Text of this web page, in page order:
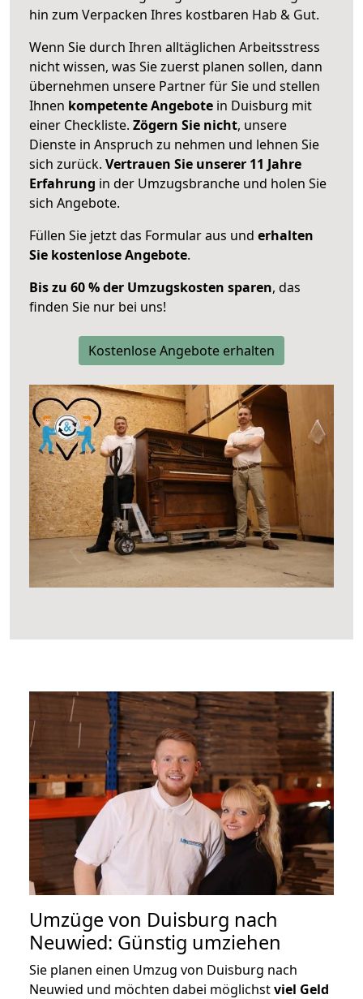
hin zum Verpacken Ihres kostbaren Hab & Gut.
Wenn Sie durch Ihren alltäglichen Arbeitsstress
nicht wissen, was Sie zuerst planen sollen, dann
übernehmen unsere Partner für Sie und stellen
Ihnen kompetente Angebote in Duisburg mit
einer Checkliste. Zögern Sie nicht, unsere
Dienste in Anspruch zu nehmen und lehnen Sie
sich zurück. Vertrauen Sie unserer 11 Jahre
Erfahrung in der Umzugsbranche und holen Sie
sich Angebote.
Füllen Sie jetzt das Formular aus und erhalten
Sie kostenlose Angebote.
Bis zu 60 % der Umzugskosten sparen, das
finden Sie nur bei uns!
Kostenlose Angebote erhalten
Umzüge von Duisburg nach
Neuwied: Günstig umziehen
Sie planen einen Umzug von Duisburg nach
Neuwied und möchten dabei möglichstviel Geld